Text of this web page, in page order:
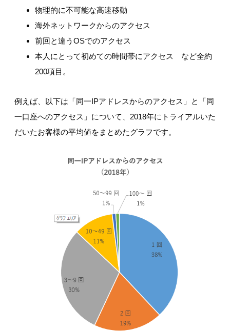
物理的に不可能な高速移動
海外ネットワークからのアクセス
前回と違うOSでのアクセス
本人にとって初めての時間帯にアクセス など全約
200項目。
例えば、以下は「同一IPアドレスからのアクセス」と「同
一口座へのアクセス」について、2018年にトライアルいた
だいたお客様の平均値をまとめたグラフです。